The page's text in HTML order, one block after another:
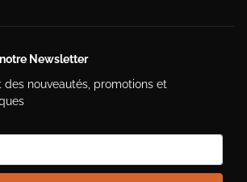
Newsletter
des nouveautés, promotions et